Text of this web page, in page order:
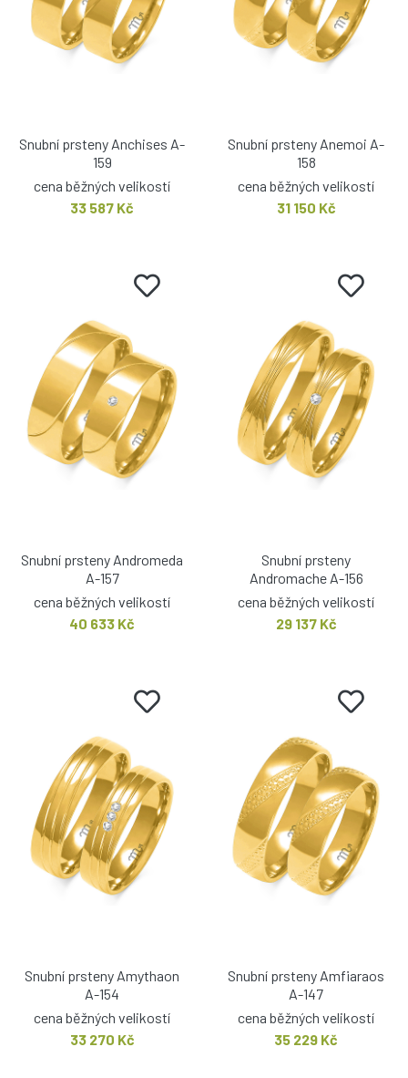
Snubní prsteny Anchises A-
159
cena běžných velikostí
33 587 Kč
Snubní prsteny Anemoi A-
158
cena běžných velikostí
31 150 Kč
Snubní prsteny Andromeda
A-157
cena běžných velikostí
40 633 Kč
Snubní prsteny
Andromache A-156
cena běžných velikostí
29 137 Kč
Snubní prsteny Amythaon
A-154
cena běžných velikostí
33 270 Kč
Snubní prsteny Amfiaraos
A-147
cena běžných velikostí
35 229 Kč